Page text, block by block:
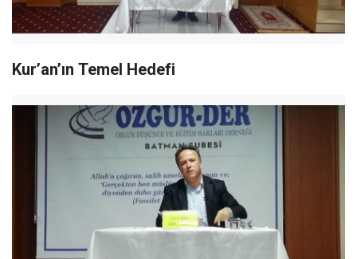
Kur’an’ın Temel Hedefi